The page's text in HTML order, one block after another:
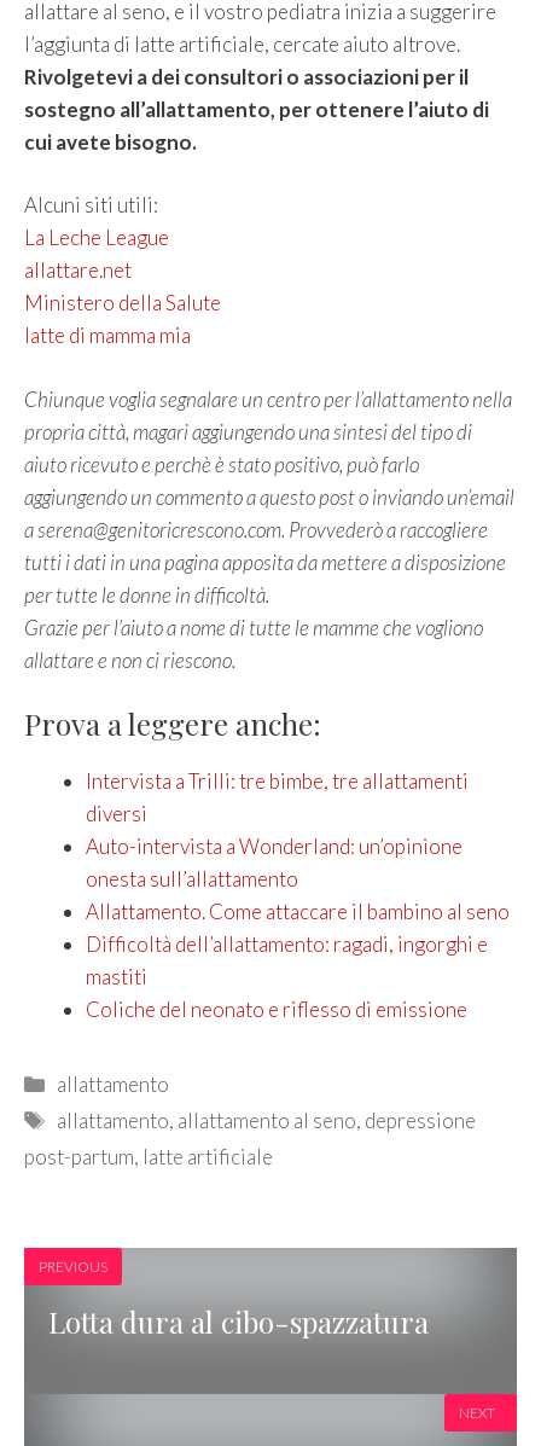
allattare al seno, e il vostro pediatra inizia a suggerire
l’aggiunta di latte artificiale, cercate aiuto altrove.
Rivolgetevi a dei consultori o associazioni per il
sostegno all’allattamento, per ottenere l’aiuto di
cui avete bisogno.
Alcuni siti utili:
La Leche League
allattare.net
Ministero della Salute
latte di mamma mia
Chiunque voglia segnalare un centro per l’allattamento nella
propria città, magari aggiungendo una sintesi del tipo di
aiuto ricevuto e perchè è stato positivo, può farlo
aggiungendo un commento a questo post o inviando un’email
a serena@genitoricrescono.com. Provvederò a raccogliere
tutti i dati in una pagina apposita da mettere a disposizione
per tutte le donne in difficoltà.
Grazie per l’aiuto a nome di tutte le mamme che vogliono
allattare e non ci riescono.
Prova a leggere anche:
Intervista a Trilli: tre bimbe, tre allattamenti
diversi
Auto-intervista a Wonderland: un’opinione
onesta sull’allattamento
Allattamento. Come attaccare il bambino al seno
Difficoltà dell’allattamento: ragadi, ingorghi e
mastiti
Coliche del neonato e riflesso di emissione
Categories
allattamento
Tags
allattamento, allattamento al seno, depressione
post-partum, latte artificiale
PREVIOUS
Lotta dura al cibo-spazzatura
NEXT